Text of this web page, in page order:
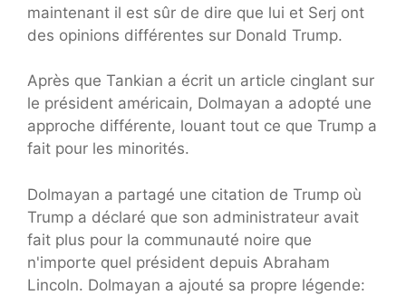
maintenant il est sûr de dire que lui et Serj ont
des opinions différentes sur Donald Trump.
Après que Tankian a écrit un article cinglant sur
le président américain, Dolmayan a adopté une
approche différente, louant tout ce que Trump a
fait pour les minorités.
Dolmayan a partagé une citation de Trump où
Trump a déclaré que son administrateur avait
fait plus pour la communauté noire que
n'importe quel président depuis Abraham
Lincoln. Dolmayan a ajouté sa propre légende: